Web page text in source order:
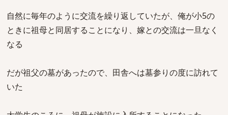
自然に毎年のように交流を繰り返していたが、俺が小5の
ときに祖母と同居することになり、嫁との交流は一旦なく
なる
だが祖父の墓があったので、田舎へは墓参りの度に訪れて
いた